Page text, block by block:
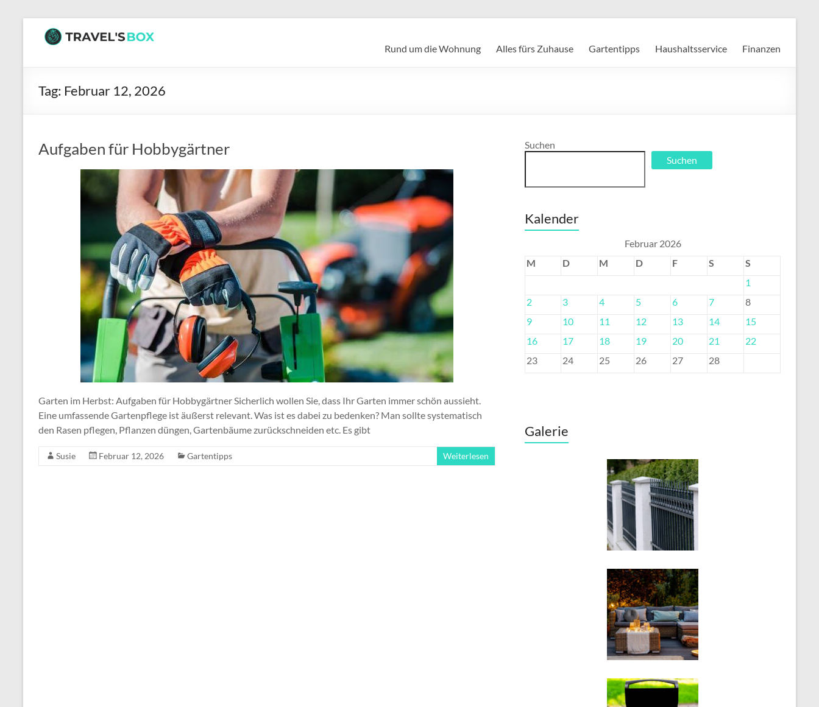
Inhalt
springenTRAVEL’S
Hier
auf
Rund um die Wohnung Alles fürs Zuhause Gartentipps Haushaltsservice Finanzen
Tag: Februar 12, 2026
Aufgaben für Hobbygärtner
Garten im Herbst: Aufgaben für Hobbygärtner Sicherlich wollen Sie, dass Ihr Garten immer schön aussieht.
Eine umfassende Gartenpflege ist äußerst relevant. Was ist es dabei zu bedenken? Man sollte systematisch
den Rasen pflegen, Pflanzen düngen, Gartenbäume zurückschneiden etc. Es gibt
Susie Februar 12, 2026 Gartentipps Weiterlesen
Suchen
Suchen
Kalender
Februar 2026
M
D M D F S
S
1
2
3 4 5 6 7
8
9
10 11 12 13 14
15
16
17 18 19 20 21
22
23
24 25 26 27 28
Galerie